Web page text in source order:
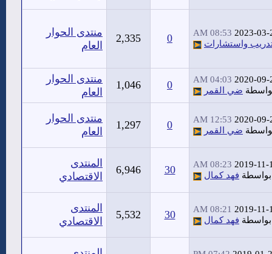
2023-03-
08:53 AM
واستشارات
0
2,335
منتدى الحوار
العام
2020-09-
04:03 AM
ضي القمر 0
1,046
منتدى الحوار
العام
2020-09-
12:53 AM
ضي القمر 0
1,297
منتدى الحوار
العام
2019-11-
08:23 AM
بواسطة فهد كمال 30
6,946
المنتدى
الاقتصادي
2019-11-
08:21 AM
بواسطة فهد كمال 30
5,532
المنتدى
الاقتصادي